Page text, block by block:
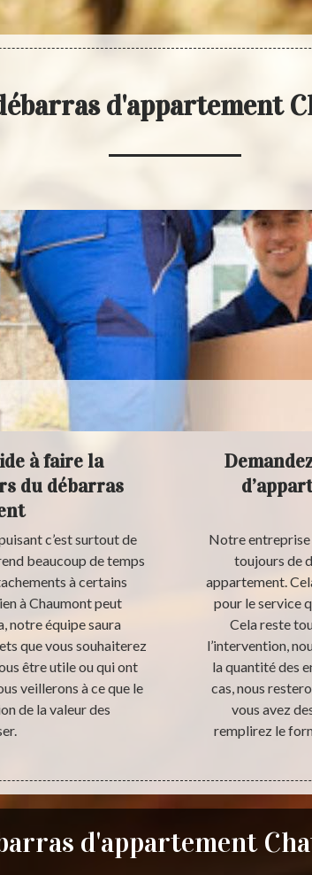
d'appartement
à faire la
du débarras
c’est surtout de
beaucoup de temps
à certains
à Chaumont peut
notre équipe saura
que vous souhaiterez
être utile ou qui ont
veillerons à ce que le
de la valeur des
Notre entreprise
toujours de
appartement.
pour le service
Cela reste
l’intervention,
la quantité des
cas, nous
vous avez
remplirez le
d'appartement